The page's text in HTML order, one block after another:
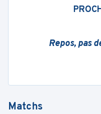
Repos, pas
Matchs